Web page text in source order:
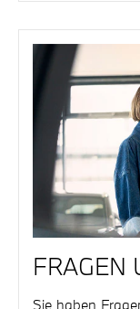
FRAGEN
Sie haben